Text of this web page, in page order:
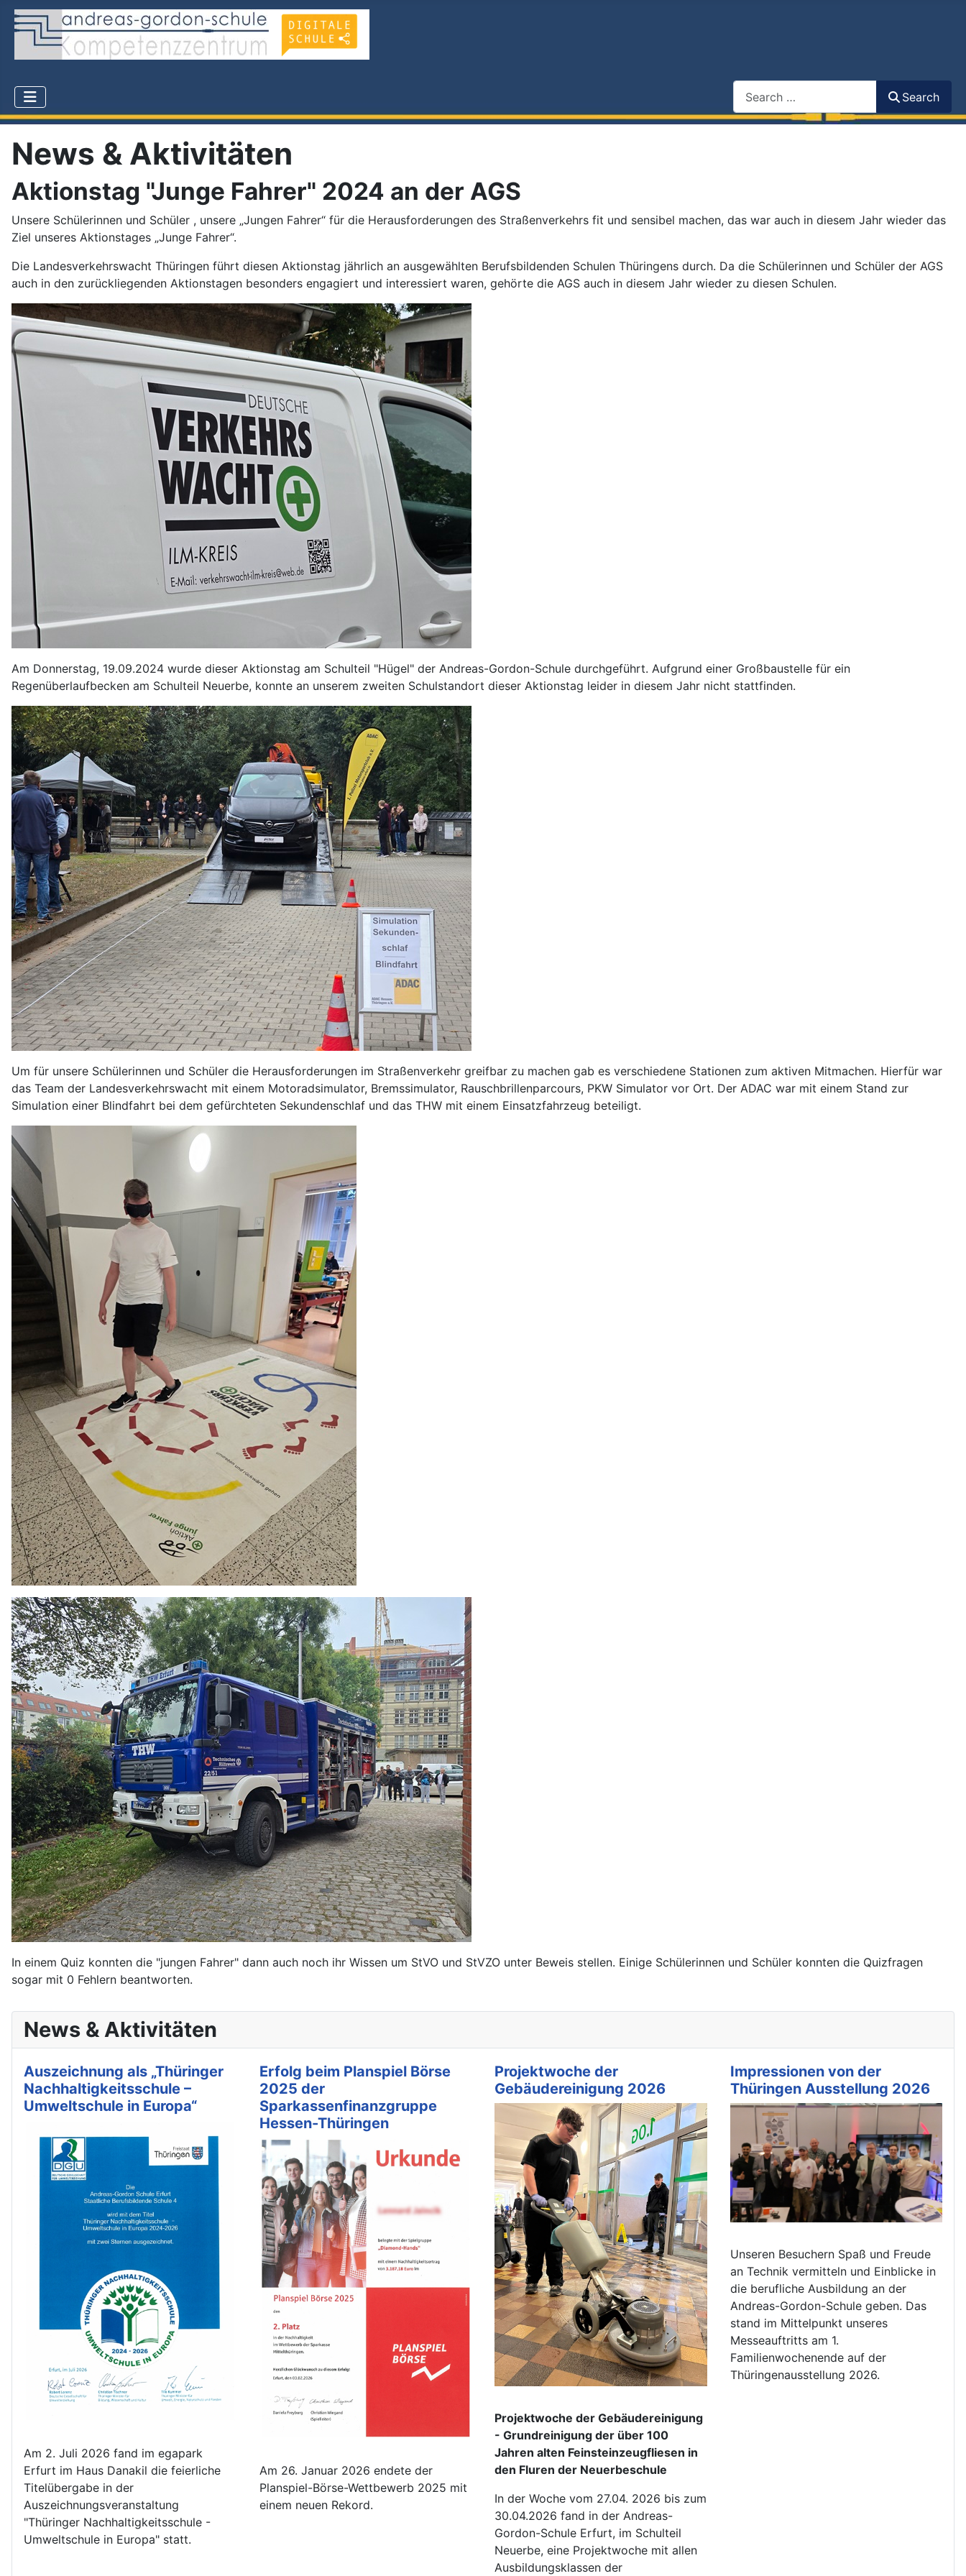
Search
News & Aktivitäten
Aktionstag "Junge Fahrer" 2024 an der AGS
Unsere Schülerinnen und Schüler , unsere „Jungen Fahrer“ für die Herausforderungen des Straßenverkehrs fit und sensibel machen, das war auch in diesem Jahr wieder das
Ziel unseres Aktionstages „Junge Fahrer“.
Die Landesverkehrswacht Thüringen führt diesen Aktionstag jährlich an ausgewählten Berufsbildenden Schulen Thüringens durch. Da die Schülerinnen und Schüler der AGS
auch in den zurückliegenden Aktionstagen besonders engagiert und interessiert waren, gehörte die AGS auch in diesem Jahr wieder zu diesen Schulen.
Am Donnerstag, 19.09.2024 wurde dieser Aktionstag am Schulteil "Hügel" der Andreas-Gordon-Schule durchgeführt. Aufgrund einer Großbaustelle für ein
Regenüberlaufbecken am Schulteil Neuerbe, konnte an unserem zweiten Schulstandort dieser Aktionstag leider in diesem Jahr nicht stattfinden.
Um für unsere Schülerinnen und Schüler die Herausforderungen im Straßenverkehr greifbar zu machen gab es verschiedene Stationen zum aktiven Mitmachen. Hierfür war
das Team der Landesverkehrswacht mit einem Motoradsimulator, Bremssimulator, Rauschbrillenparcours, PKW Simulator vor Ort. Der ADAC war mit einem Stand zur
Simulation einer Blindfahrt bei dem gefürchteten Sekundenschlaf und das THW mit einem Einsatzfahrzeug beteiligt.
In einem Quiz konnten die "jungen Fahrer" dann auch noch ihr Wissen um StVO und StVZO unter Beweis stellen. Einige Schülerinnen und Schüler konnten die Quizfragen
sogar mit 0 Fehlern beantworten.
News & Aktivitäten
Auszeichnung als „Thüringer
Nachhaltigkeitsschule –
Umweltschule in Europa“
Am 2. Juli 2026 fand im egapark
Erfurt im Haus Danakil die feierliche
Titelübergabe in der
Auszeichnungsveranstaltung
"Thüringer Nachhaltigkeitsschule -
Umweltschule in Europa" statt.
Erfolg beim Planspiel Börse
2025 der
Sparkassenfinanzgruppe
Hessen-Thüringen
Am 26. Januar 2026 endete der
Planspiel-Börse-Wettbewerb 2025 mit
einem neuen Rekord.
Projektwoche der
Gebäudereinigung 2026
Projektwoche der Gebäudereinigung
- Grundreinigung der über 100
Jahren alten Feinsteinzeugfliesen in
den Fluren der Neuerbeschule
In der Woche vom 27.04. 2026 bis zum
30.04.2026 fand in der Andreas-
Gordon-Schule Erfurt, im Schulteil
Neuerbe, eine Projektwoche mit allen
Ausbildungsklassen der
Impressionen von der
Thüringen Ausstellung 2026
Unseren Besuchern Spaß und Freude
an Technik vermitteln und Einblicke in
die berufliche Ausbildung an der
Andreas-Gordon-Schule geben. Das
stand im Mittelpunkt unseres
Messeauftritts am 1.
Familienwochenende auf der
Thüringenausstellung 2026.